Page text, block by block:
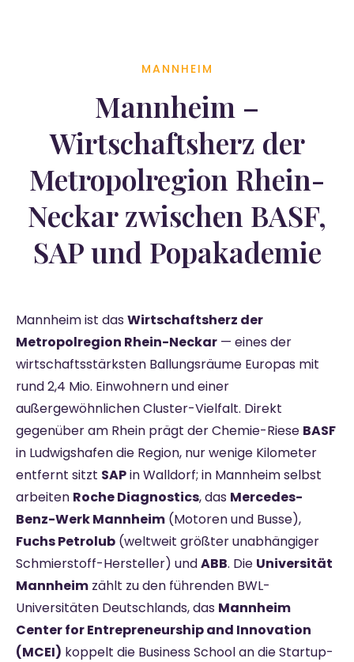
MANNHEIM
Mannheim –
Wirtschaftsherz der
Metropolregion Rhein-
Neckar zwischen BASF,
SAP und Popakademie
Mannheim ist das Wirtschaftsherz der
Metropolregion Rhein-Neckar — eines der
wirtschaftsstärksten Ballungsräume Europas mit
rund 2,4 Mio. Einwohnern und einer
außergewöhnlichen Cluster-Vielfalt. Direkt
gegenüber am Rhein prägt der Chemie-Riese BASF
in Ludwigshafen die Region, nur wenige Kilometer
entfernt sitzt SAPin Walldorf; in Mannheim selbst
arbeiten Roche Diagnostics, das Mercedes-
Benz-Werk Mannheim (Motoren und Busse),
Fuchs Petrolub (weltweit größter unabhängiger
Schmierstoff-Hersteller) undABB. Die Universität
Mannheim zählt zu den führenden BWL-
Universitäten Deutschlands, das Mannheim
Center for Entrepreneurship and Innovation
(MCEI) koppelt die Business School an die Startup-